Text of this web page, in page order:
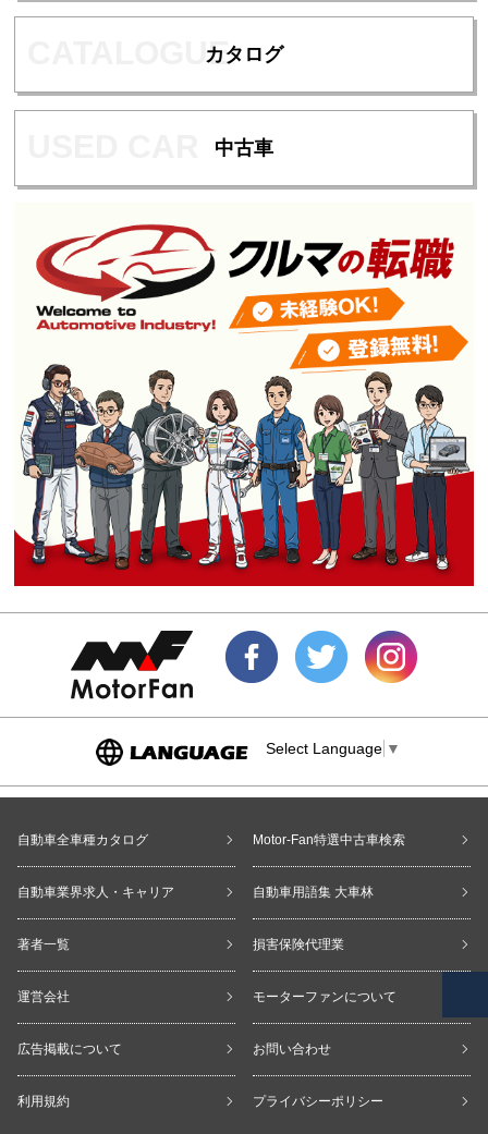
カタログ
中古車
Select Language ▼
自動車全車種カタログ Motor-Fan特選中古車検索
自動車業界求人・キャリア 自動車用語集 大車林
著者一覧 損害保険代理業
運営会社 モーターファンについて
広告掲載について お問い合わせ
利用規約 プライバシーポリシー